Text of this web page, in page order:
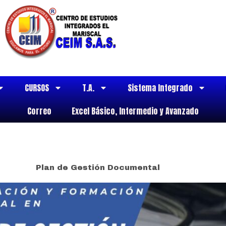
CURSOS T.A. Sistema Integrado
Correo
Excel Básico, Intermedio y Avanzado
Plan de Gestión Documental